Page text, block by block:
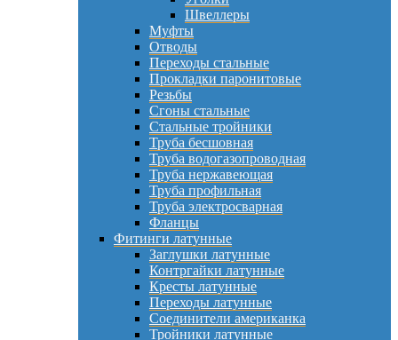
Швеллеры
Муфты
Отводы
Переходы стальные
Прокладки паронитовые
Резьбы
Сгоны стальные
Стальные тройники
Труба бесшовная
Труба водогазопроводная
Труба нержавеющая
Труба профильная
Труба электросварная
Фланцы
Фитинги латунные
Заглушки латунные
Контргайки латунные
Кресты латунные
Переходы латунные
Соединители американка
Тройники латунные